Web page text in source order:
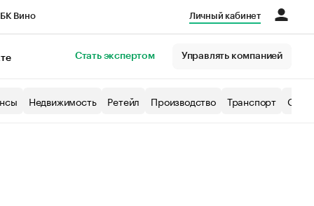
Вино Личный кабинет
Стать экспертом Управлять компанией
Недвижимость Ретейл Производство Транспорт